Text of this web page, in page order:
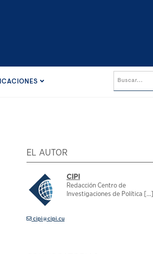
EL AUTOR
CIPI
Redacción Centro de
Investigaciones de Política [...]
cipi@cipi.cu